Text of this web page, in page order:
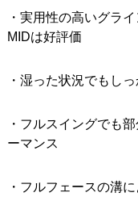
・実用性の高いグラ
MIDは好評価
・湿った状況でもし
・フルスイングでも
ーマンス
・フルフェースの溝